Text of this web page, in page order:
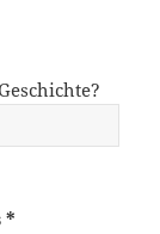
*